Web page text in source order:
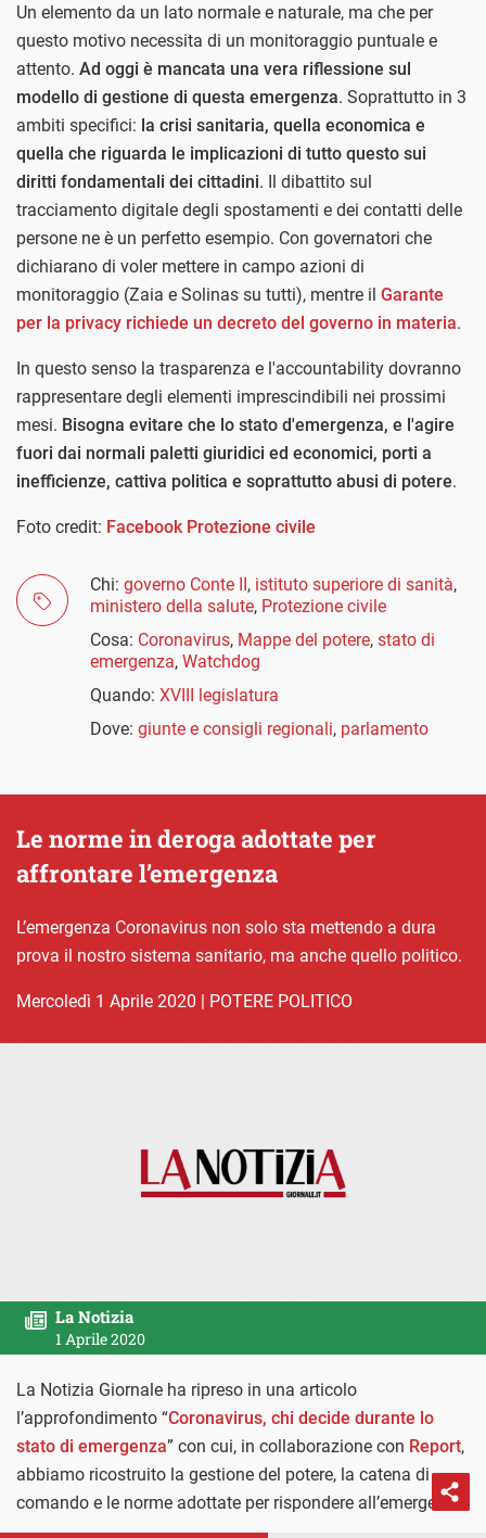
Un elemento da un lato normale e naturale, ma che per
questo motivo necessita di un monitoraggio puntuale e
attento. Ad oggi è mancata una vera riflessione sul
modello di gestione di questa emergenza. Soprattutto in 3
ambiti specifici: la crisi sanitaria, quella economica e
quella che riguarda le implicazioni di tutto questo sui
diritti fondamentali dei cittadini. Il dibattito sul
tracciamento digitale degli spostamenti e dei contatti delle
persone ne è un perfetto esempio. Con governatori che
dichiarano di voler mettere in campo azioni di
monitoraggio (Zaia e Solinas su tutti), mentre il Garante
per la privacy richiede un decreto del governo in materia.
In questo senso la trasparenza e l'accountability dovranno
rappresentare degli elementi imprescindibili nei prossimi
mesi. Bisogna evitare che lo stato d'emergenza, e l'agire
fuori dai normali paletti giuridici ed economici, porti a
inefficienze, cattiva politica e soprattutto abusi di potere.
Foto credit: Facebook Protezione civile
Chi: governo Conte II, istituto superiore di sanità,
ministero della salute, Protezione civile
Cosa: Coronavirus, Mappe del potere, stato di
emergenza, Watchdog
Quando: XVIII legislatura
Dove: giunte e consigli regionali, parlamento
Le norme in deroga adottate per
affrontare l’emergenza
L’emergenza Coronavirus non solo sta mettendo a dura
prova il nostro sistema sanitario, ma anche quello politico.
mercoledì 1 Aprile 2020 | POTERE POLITICO
La Notizia
1 Aprile 2020
La Notizia Giornale ha ripreso in una articolo
l’approfondimento “Coronavirus, chi decide durante lo
stato di emergenza” con cui, in collaborazione con Report,
abbiamo ricostruito la gestione del potere, la catena di
comando e le norme adottate per rispondere all’emergenza.